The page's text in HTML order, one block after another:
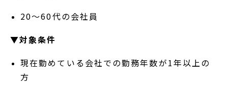
20～60代の会社員
▼対象条件
現在勤めている会社での勤務年数が1年以上の
方